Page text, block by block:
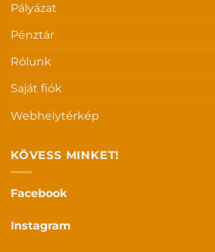
Pályázat
Pénztár
Rólunk
Saját fiók
Webhelytérkép
KÖVESS MINKET!
Facebook
Instagram